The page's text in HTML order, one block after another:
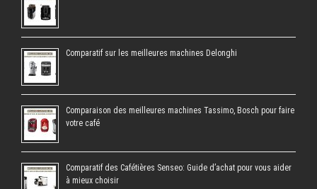
Comparatif sur les meilleures machines Delonghi
Comparaison des meilleures machines Tassimo, Bosch pour faire
votre café
Comparatif des Cafétières Senseo: Guide d’achat pour vous aider
à mieux choisir